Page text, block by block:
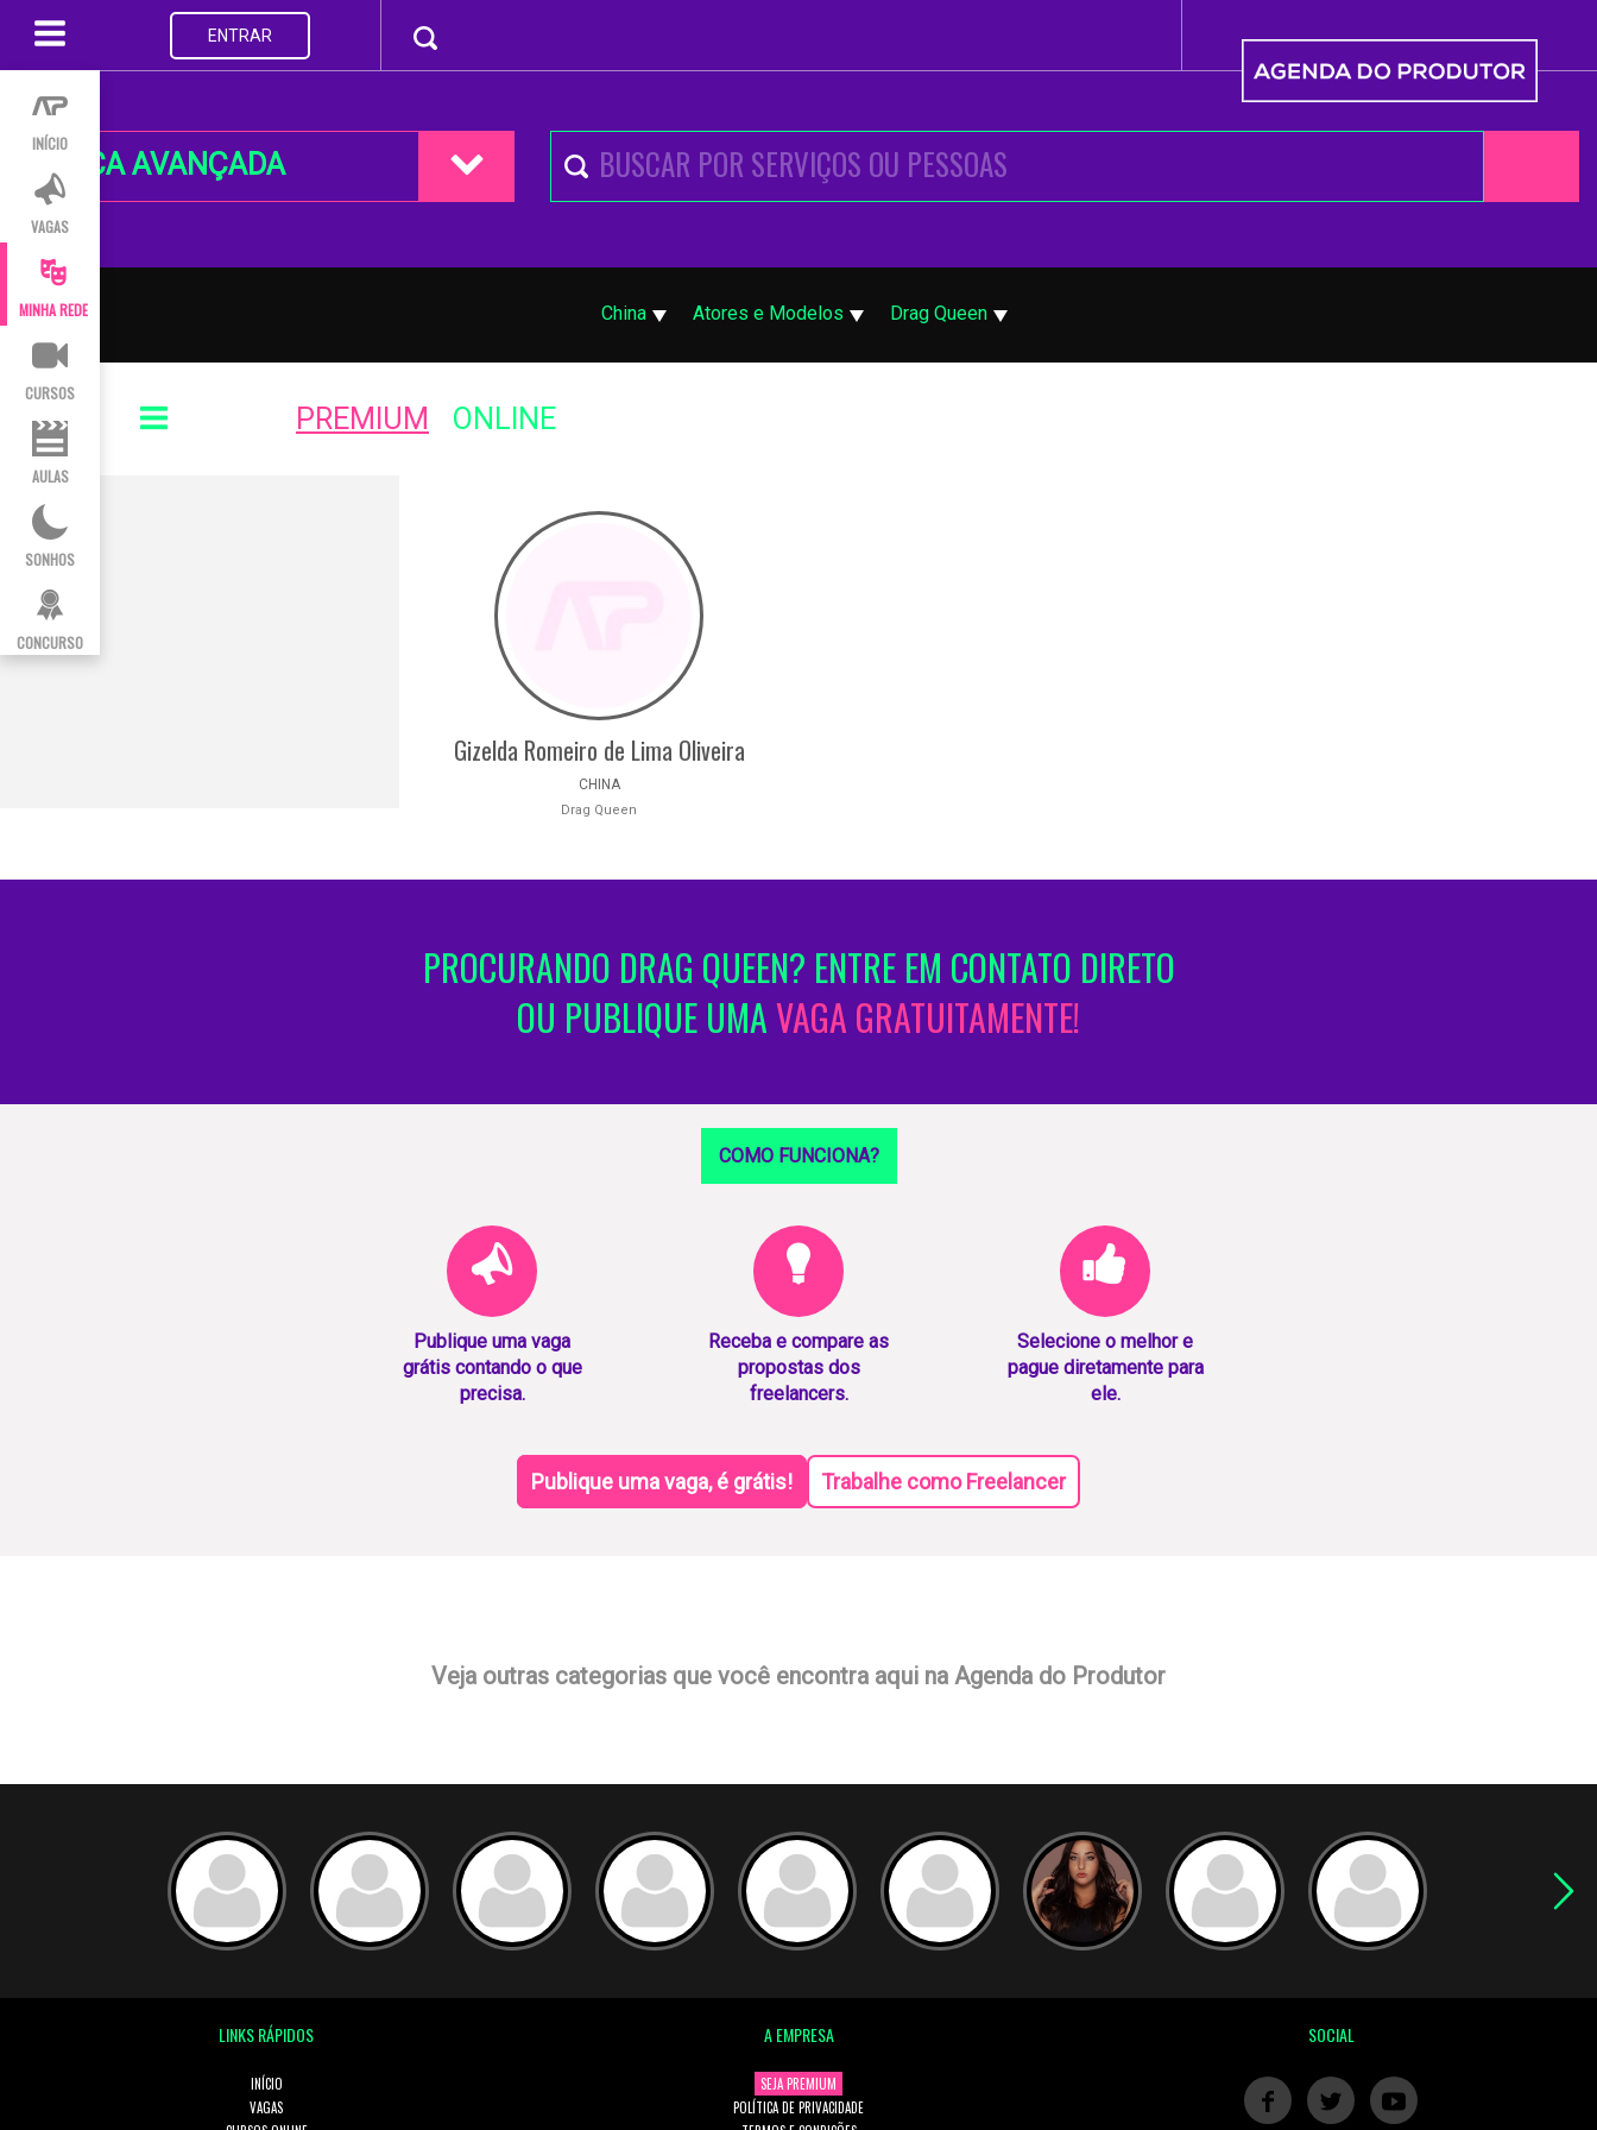
INÍCIO
VAGAS
MINHA REDE
CURSOS
AULAS
SONHOS
CONCURSO
ENTRAR
BUSCA AVANÇADA
China Atores e Modelos Drag Queen
PREMIUM ONLINE
Gizelda Romeiro de Lima Oliveira
CHINA
Drag Queen
PROCURANDO DRAG QUEEN? ENTRE EM CONTATO DIRETO
OU PUBLIQUE UMAVAGA GRATUITAMENTE!
COMO FUNCIONA?
Publique uma vaga
grátis contando o que
precisa.
Receba e compare as
propostas dos
freelancers.
Selecione o melhor e
pague diretamente para
ele.
Publique uma vaga, é grátis! Trabalhe como Freelancer
Veja outras categorias que você encontra aqui na Agenda do Produtor
LINKS RÁPIDOS
INÍCIO
VAGAS
A EMPRESA
SEJA PREMIUM
POLÍTICA DE PRIVACIDADE
SOCIAL